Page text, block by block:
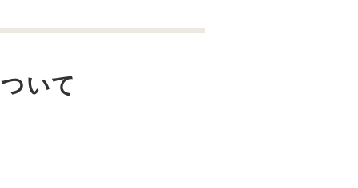
いて